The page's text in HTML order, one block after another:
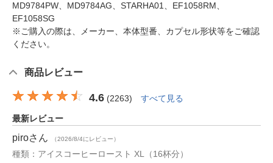
MD9784PW、MD9784AG、STARHA01、EF1058RM、
EF1058SG
※ご購入の際は、メーカー、本体型番、カプセル形状等をご確認
ください。
商品レビュー
4.6 (2263) すべて見る
最新レビュー
piroさん （2026/8/4にレビュー）
種類：アイスコーヒーロースト XL（16杯分）